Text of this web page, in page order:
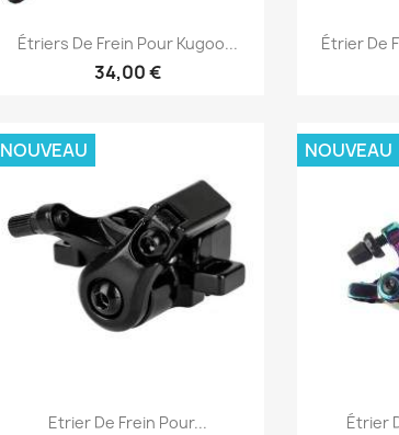
Aperçu rapide
Étriers De Frein Pour Kugoo...
34,00 €

Étrier De
Aperçu rapide
Etrier De Frein Pour...
NOUVEAU

Étrier
NOUVEAU